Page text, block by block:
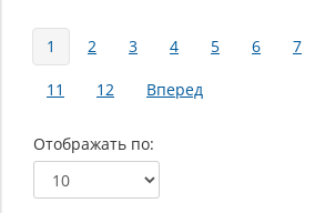
Страницы
1 2 3 4 5 6 7
11 12 Вперед
Отображать по